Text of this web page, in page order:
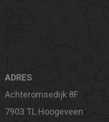
ADRES
Achteromsedijk 8F
7903 TL Hoogeveen